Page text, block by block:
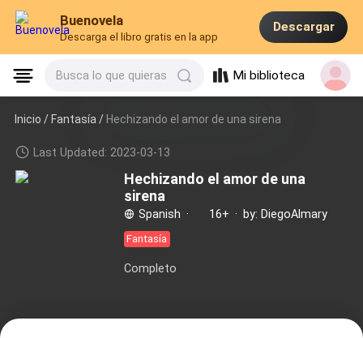
Buenovela
Descarga el libro gratis en la app
Descargar
Busca lo que quieras Mi biblioteca
Inicio /Fantasía / Hechizando el amor de una sirena
Last Updated: 2023-03-13
Hechizando el amor de una
sirena
Spanish · 16+ · by: DiegoAlmary
Fantasía
Completo